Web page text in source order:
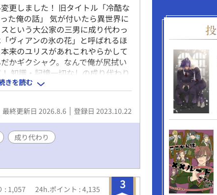
更しました！ 旧タイトル「冷酷な
た俺の話」 気が付いたら異世界に
という大公家の三男に成り代わっ
ヴィアンの氷の花」と呼ばれるほ
来のユリスがあれこれやらかして
かギクシャク。なんで俺が尻拭い
知識・記憶一切なしの成り代わり
を送ることに。 突然性格が豹変し
弄しつつ異世界ライフを楽しむお
線です。不定期更新。冒頭から少
。苦手な方はご注意下さい。
きを読む
最終更新日 2026.8.6 登録日 2023.10.22
成り代わり
3
: 1,057 24h.ポイント : 4,135